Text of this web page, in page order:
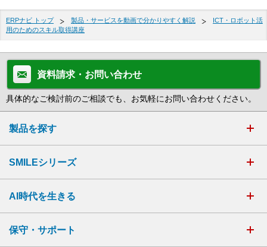
ERPナビ トップ 製品・サービスを動画で分かりやすく解説
ICT・ロボット活
用のためのスキル取得講座
資料請求・お問い合わせ
具体的なご検討前のご相談でも、お気軽にお問い合わせください。
製品を探す
SMILEシリーズ
AI時代を生きる
保守・サポート